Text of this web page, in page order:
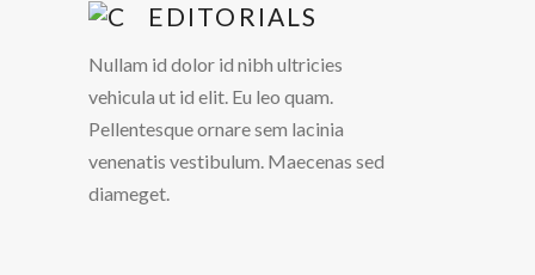
EDITORIALS
Nullam id dolor id nibh ultricies
vehicula ut id elit. Eu leo quam.
Pellentesque ornare sem lacinia
venenatis vestibulum. Maecenas sed
diameget.